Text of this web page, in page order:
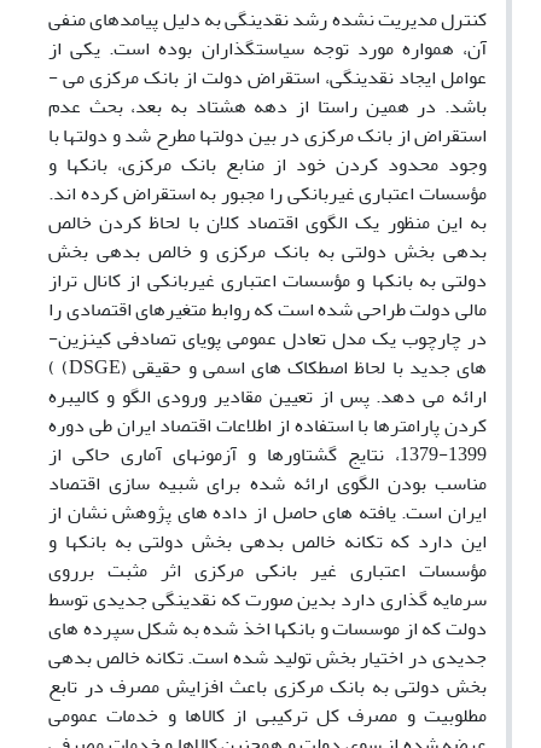
کنترل مدیریت نشده رشد نقدینگی به دلیل پیامدهای منفی
آن، همواره مورد توجه سیاستگذاران بوده است. یکی از
عوامل ایجاد نقدینگی، استقراض دولت از بانک مرکزی می ­
باشد. در همین راستا از دهه هشتاد به بعد، بحث عدم
استقراض از بانک مرکزی در بین دولت­ها مطرح شد و دولت­ها با
وجود محدود کردن خود از منابع بانک مرکزی، بانک­ها و
مؤسسات اعتباری غیر­بانکی را مجبور به استقراض کرده اند.
به این منظور یک الگوی اقتصاد کلان با لحاظ کردن خالص
بدهی بخش دولتی به بانک مرکزی و خالص بدهی بخش
دولتی به بانک­ها و مؤسسات اعتباری غیر­بانکی از کانال تراز
مالی دولت طراحی شده است که روابط متغیرهای اقتصادی را
در چارچوب یک مدل تعادل عمومی پویای تصادفی کینزین­
های جدید با لحاظ اصطکاک­ های اسمی و حقیقی (DSGE
) )
ارائه می­ دهد. پس از تعیین مقادیر ورودی الگو و کالیبره
کردن پارامترها با استفاده از اطلاعات اقتصاد ایران طی دوره
1399-1379، نتایج گشتاورها و آزمون­های آماری حاکی از
مناسب بودن الگوی ارائه شده برای شبیه ­سازی اقتصاد
ایران است. یافته ­های حاصل از داده­ های پژوهش نشان از
این دارد که تکانه خالص بدهی بخش دولتی به بانکها و
مؤسسات اعتباری غیر بانکی مرکزی اثر مثبت برروی
سرمایه ­گذاری دارد بدین صورت که نقدینگی جدیدی توسط
دولت که از موسسات و بانک­ها اخذ شده به شکل سپرده ­های
جدیدی در اختیار بخش تولید شده است. تکانه خالص بدهی
بخش دولتی به بانک مرکزی باعث افزایش مصرف در تابع
مطلوبیت و مصرف کل ترکیبی از کالاها و خدمات عمومی